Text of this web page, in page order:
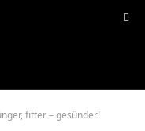
fitter – gesünder!